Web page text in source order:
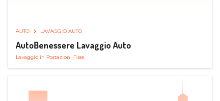
AUTO LAVAGGIO AUTO
AutoBenessere Lavaggio Auto
Lavaggio in Postazioni Fisse